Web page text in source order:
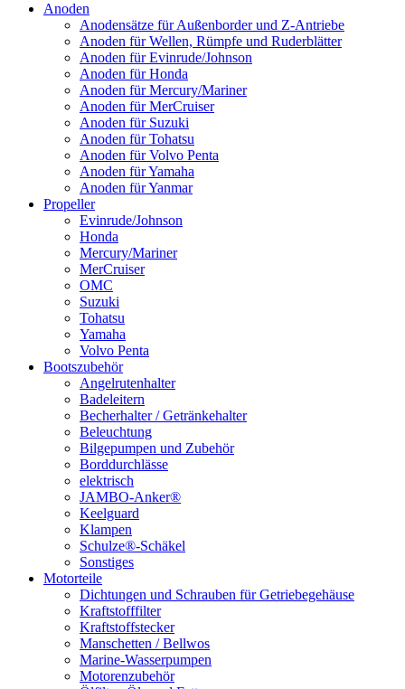
Anoden
Anodensätze für Außenborder und Z-Antriebe
Anoden für Wellen, Rümpfe und Ruderblätter
Anoden für Evinrude/Johnson
Anoden für Honda
Anoden für Mercury/Mariner
Anoden für MerCruiser
Anoden für Suzuki
Anoden für Tohatsu
Anoden für Volvo Penta
Anoden für Yamaha
Anoden für Yanmar
Propeller
Evinrude/Johnson
Honda
Mercury/Mariner
MerCruiser
OMC
Suzuki
Tohatsu
Yamaha
Volvo Penta
Bootszubehör
Angelrutenhalter
Badeleitern
Becherhalter / Getränkehalter
Beleuchtung
Bilgepumpen und Zubehör
Borddurchlässe
elektrisch
JAMBO-Anker®
Keelguard
Klampen
Schulze®-Schäkel
Sonstiges
Motorteile
Dichtungen und Schrauben für Getriebegehäuse
Kraftstofffilter
Kraftstoffstecker
Manschetten / Bellwos
Marine-Wasserpumpen
Motorenzubehör